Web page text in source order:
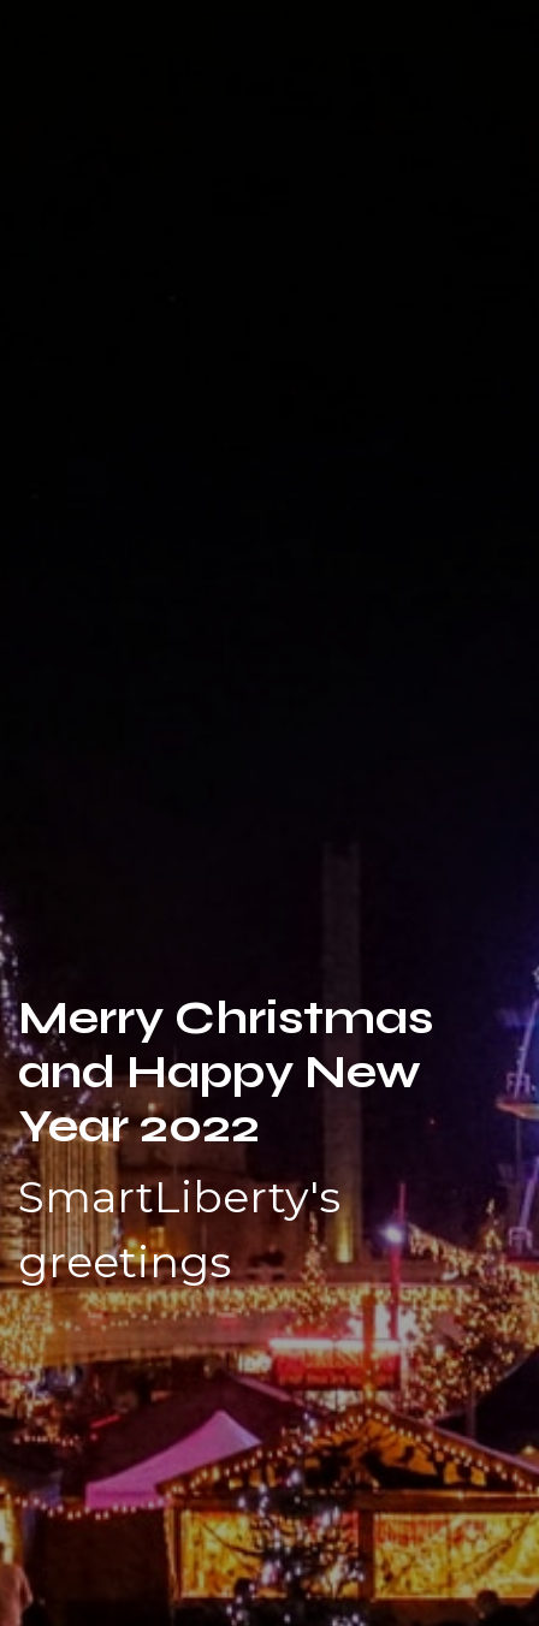
Merry Christmas
and Happy New
Year 2022
SmartLiberty's
greetings